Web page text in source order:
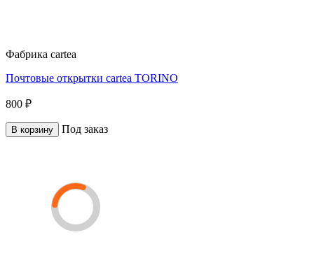
Фабрика cartea
Почтовые открытки cartea TORINO
800 ₽
В корзину Под заказ